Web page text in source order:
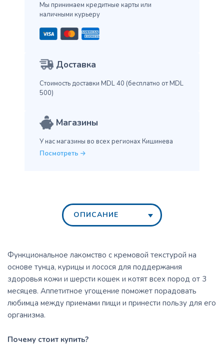
Мы принимаем кредитные карты или
наличными курьеру
Доставка
Стоимость доставки MDL 40 (бесплатно от MDL
500)
Магазины
У нас магазины во всех регионах Кишинева
Посмотреть
ОПИСАНИЕ
Функциональное лакомство с кремовой текстурой на
основе тунца, курицы и лосося для поддержания
здоровья кожи и шерсти кошек и котят всех пород от 3
месяцев. Аппетитное угощение поможет порадовать
любимца между приемами пищи и принести пользу для его
организма.
Почему стоит купить?